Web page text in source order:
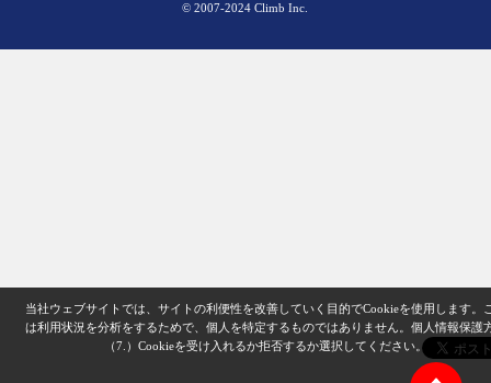
© 2007-2024 Climb Inc.
当社ウェブサイトでは、サイトの利便性を改善していく目的でCookieを使用します。
は利用状況を分析をするためで、個人を特定するものではありません。 個人情報保護
（7.）Cookieを受け入れるか拒否するか選択してください。